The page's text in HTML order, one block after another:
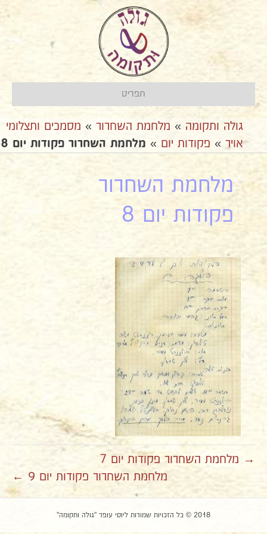
תפריט
גולה ותקומה » מלחמת השחרור » מסמכים ותצלומי
אויר » פקודות יום » מלחמת השחרור פקודות יום 8
מלחמת השחרור
פקודות יום 8
→ מלחמת השחרור פקודות יום 7
מלחמת השחרור פקודות יום 9 ←
2018 © כל הזכויות שמורות ליוסי עופר "גולה ותקומה"